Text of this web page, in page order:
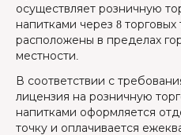
осуществляет розничную
напитками через 8 торговых
расположены в пределах
местности.
В соответствии с
лицензия на розничную
напитками оформляется
точку и оплачивается